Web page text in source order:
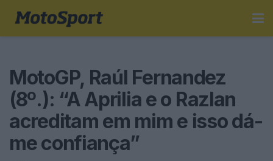
MotoGP, Raúl Fernandez
(8º.): “A Aprilia e o Razlan
acreditam em mim e isso dá-
me confiança”